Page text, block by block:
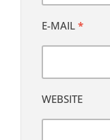
E-MAIL *
WEBSITE